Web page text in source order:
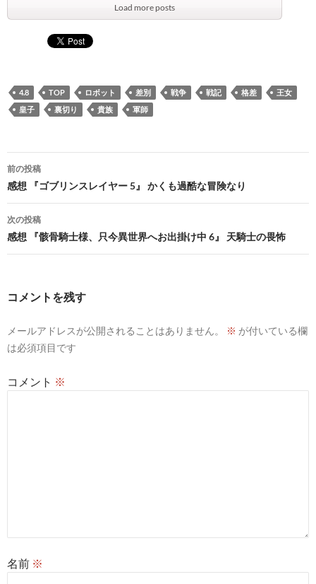
Load more posts
4.8 TOP ロボット 差別 戦争 戦記 格差
王女
皇子
裏切り 貴族 軍師
投
稿
ナ
ビ
ゲ
ョ
前の投稿
感想 『ゴブリンスレイヤー 5』 かくも過酷な冒険なり
次の投稿
感想 『骸骨騎士様、只今異世界へお出掛け中 6』 天騎士の畏怖
コメントを残す
メールアドレスが公開されることはありません。 ※ が付いている欄
は必須項目です
コメント ※
名前 ※